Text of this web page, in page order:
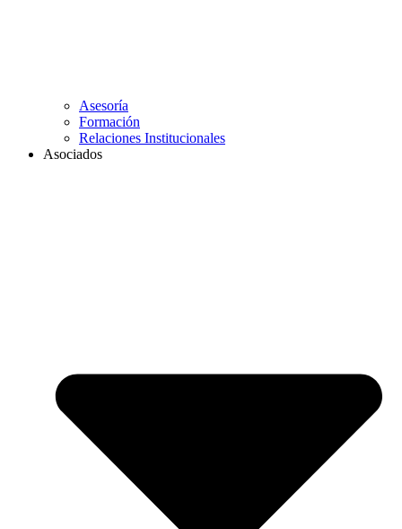
Asesoría
Formación
Relaciones Institucionales
Asociados